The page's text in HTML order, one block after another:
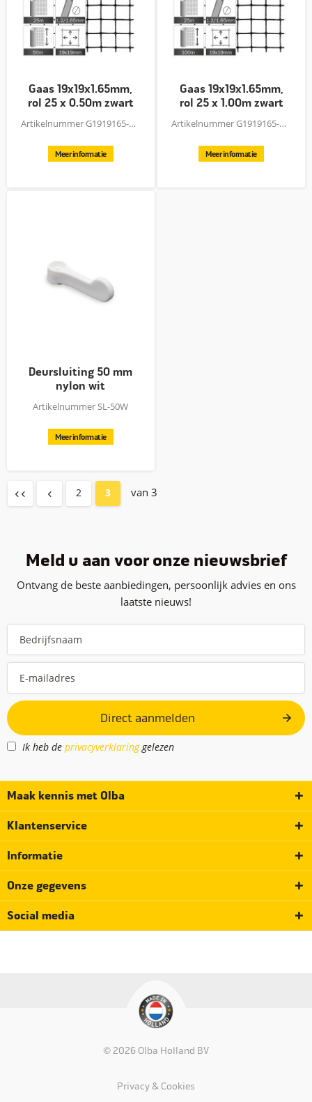
Gaas 19x19x1.65mm,
rol 25 x 0.50m zwart
Artikelnummer G1919165-50B
Meer informatie
Gaas 19x19x1.65mm,
rol 25 x 1.00m zwart
Artikelnummer G1919165-100B
Meer informatie
Deursluiting 50 mm
nylon wit
Artikelnummer SL-50W
Meer informatie
2 3 van 3
Meld u aan voor onze nieuwsbrief
Ontvang de beste aanbiedingen, persoonlijk advies en ons
laatste nieuws!
Direct aanmelden
Ik heb de privacyverklaringgelezen
Maak kennis met Olba
Klantenservice
Informatie
Onze gegevens
Social media
© 2026 Olba Holland BV
Privacy & Cookies